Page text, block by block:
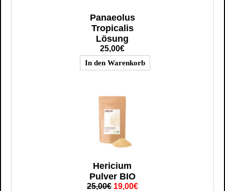
Panaeolus
Tropicalis
Lösung
25,00€
Hericium
Pulver BIO
25,00€ 19,00€